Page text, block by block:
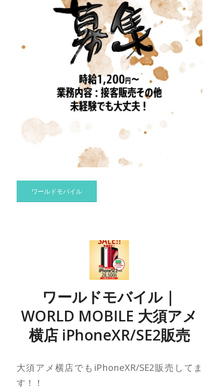
ワールドモバイル
ワールドモバイル｜
WORLD MOBILE 大須アメ
横店 iPhoneXR/SE2販売
大須アメ横店でもiPhoneXR/SE2販売してま
す！！